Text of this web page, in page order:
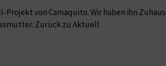
von Camaquito. Wir haben ihn
Zurück zu Aktuell